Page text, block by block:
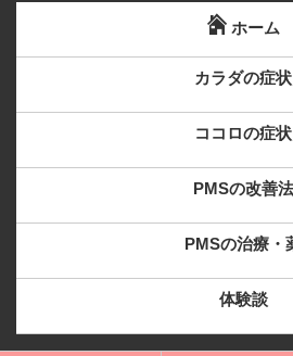
ホーム
カラダの症状
ココロの症状
PMSの改善法
PMSの治療・
体験談